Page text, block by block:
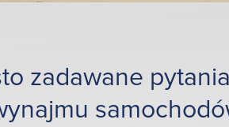
zadawane